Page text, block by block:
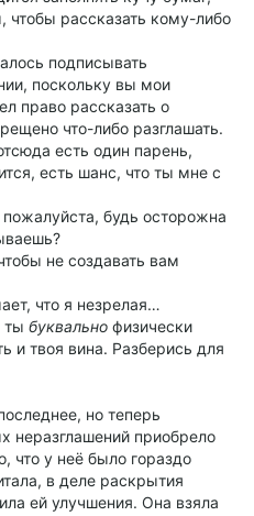
чтобы рассказать кому-либо
подписывать
поскольку вы мои
право рассказать о
что-либо разглашать.
есть один парень,
есть шанс, что ты мне с
будь осторожна
не создавать вам
что я незрелая…
ты буквально физически
и твоя вина. Разберись для
но теперь
неразглашений приобрело
что у неё было гораздо
в деле раскрытия
ей улучшения. Она взяла